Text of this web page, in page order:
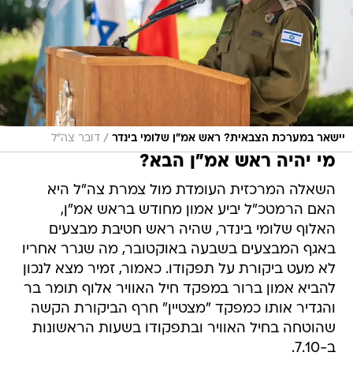
יישאר במערכת הצבאית? ראש אמ"ן שלומי בינדר / דובר צה"ל
מי יהיה ראש אמ"ן הבא?
השאלה המרכזית העומדת מול צמרת צה"ל היא
האם הרמטכ"ל יביע אמון מחודש בראש אמ"ן,
האלוף שלומי בינדר, שהיה ראש חטיבת מבצעים
באגף המבצעים בשבעה באוקטובר, מה שגרר אחריו
לא מעט ביקורת על תפקודו. כאמור, זמיר מצא לנכון
להביא אמון ברור במפקד חיל האוויר אלוף תומר בר
והגדיר אותו כמפקד "מצטיין" חרף הביקורת הקשה
שהוטחה בחיל האוויר ובתפקודו בשעות הראשונות
ב-7.10.